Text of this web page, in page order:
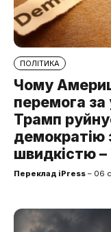
ПОЛІТИКА
Чому
перемога за
Трамп
демократію
швидкістю –
Переклад iPress – 06